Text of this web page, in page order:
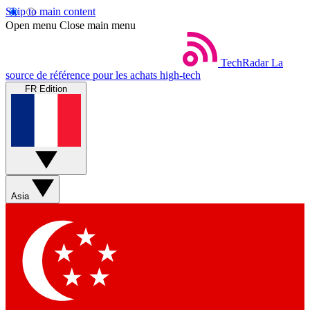
Skip to main content
Open menu Close main menu
TechRadar La
source de référence pour les achats high-tech
FR Edition
Asia